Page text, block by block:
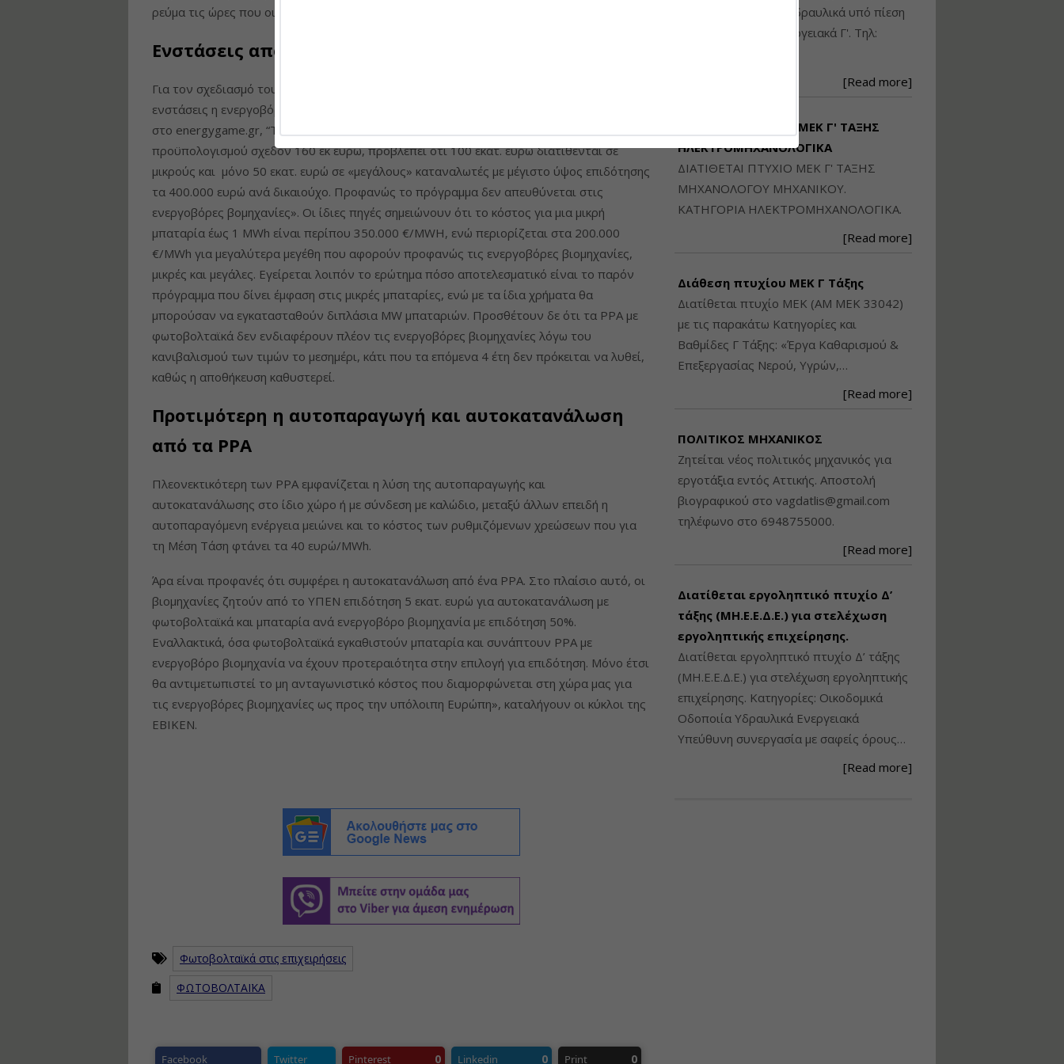
ρεύμα τις ώρες που οι τιμές διαμορφώνονται σε υψηλότερα επίπεδα.
Ενστάσεις από την ΕΒΙΚΕΝ
Για τον σχεδιασμό του προγράμματος όπως φαίνεται να διαμορφώνεται εκφράζει
ενστάσεις η ενεργοβόρος βιομηχανία. Όπως επισημαίνουν κύκλοι της ΕΒΙΚΕΝ μιλώντας
στο energygame.gr, “Tο σχέδιο επιδότησης ΦΒ με μπαταρία σε σχήμα αυτοκατανάλωσης
προϋπολογισμού σχεδόν 160 εκ ευρώ, προβλέπει ότι 100 εκατ. ευρώ διατίθενται σε
μικρούς και μόνο 50 εκατ. ευρώ σε «μεγάλους» καταναλωτές με μέγιστο ύψος επιδότησης
τα 400.000 ευρώ ανά δικαιούχο. Προφανώς το πρόγραμμα δεν απευθύνεται στις
ενεργοβόρες βομηχανίες». Οι ίδιες πηγές σημειώνουν ότι το κόστος για μια μικρή
μπαταρία έως 1 MWh είναι περίπου 350.000 €/MWH, ενώ περιορίζεται στα 200.000
€/MWh για μεγαλύτερα μεγέθη που αφορούν προφανώς τις ενεργοβόρες βιομηχανίες,
μικρές και μεγάλες. Εγείρεται λοιπόν το ερώτημα πόσο αποτελεσματικό είναι το παρόν
πρόγραμμα που δίνει έμφαση στις μικρές μπαταρίες, ενώ με τα ίδια χρήματα θα
μπορούσαν να εγκατασταθούν διπλάσια ΜW μπαταριών. Προσθέτουν δε ότι τα ΡΡΑ με
φωτοβολταϊκά δεν ενδιαφέρουν πλέον τις ενεργοβόρες βιομηχανίες λόγω του
κανιβαλισμού των τιμών το μεσημέρι, κάτι που τα επόμενα 4 έτη δεν πρόκειται να λυθεί,
καθώς η αποθήκευση καθυστερεί.
Προτιμότερη η αυτοπαραγωγή και αυτοκατανάλωση
από τα PPA
Πλεονεκτικότερη των ΡΡΑ εμφανίζεται η λύση της αυτοπαραγωγής και
αυτοκατανάλωσης στο ίδιο χώρο ή με σύνδεση με καλώδιο, μεταξύ άλλων επειδή η
αυτοπαραγόμενη ενέργεια μειώνει και το κόστος των ρυθμιζόμενων χρεώσεων που για
τη Μέση Τάση φτάνει τα 40 ευρώ/MWh.
Άρα είναι προφανές ότι συμφέρει η αυτοκατανάλωση από ένα ΡΡΑ. Στο πλαίσιο αυτό, οι
βιομηχανίες ζητούν από το ΥΠΕΝ επιδότηση 5 εκατ. ευρώ για αυτοκατανάλωση με
φωτοβολταϊκά και μπαταρία ανά ενεργοβόρο βιομηχανία με επιδότηση 50%.
Εναλλακτικά, όσα φωτοβολταϊκά εγκαθιστούν μπαταρία και συνάπτουν ΡΡΑ με
ενεργοβόρο βιομηχανία να έχουν προτεραιότητα στην επιλογή για επιδότηση. Μόνο έτσι
θα αντιμετωπιστεί το μη ανταγωνιστικό κόστος που διαμορφώνεται στη χώρα μας για
τις ενεργοβόρες βιομηχανίες ως προς την υπόλοιπη Ευρώπη», καταλήγουν οι κύκλοι της
ΕΒΙΚΕΝ.
Φωτοβολταϊκά στις επιχειρήσεις
ΦΩΤΟΒΟΛΤΑΪΚΑ
Facebook Twitter Pinterest 0 Linkedin 0 Print 0
Μηχανικού: Η/Μ Γ', Υδραυλικά υπό πίεση
Β', Βιομηχανικά - Ενεργειακά Γ'. Τηλ:
[Read more]
ΔΙΑΤΙΘΕΤΑΙ ΠΤΥΧΙΟ ΜΕΚ Γ' ΤΑΞΗΣ
ΗΛΕΚΤΡΟΜΗΧΑΝΟΛΟΓΙΚΑ
ΔΙΑΤΙΘΕΤΑΙ ΠΤΥΧΙΟ ΜΕΚ Γ' ΤΑΞΗΣ
ΜΗΧΑΝΟΛΟΓΟΥ ΜΗΧΑΝΙΚΟΥ.
ΚΑΤΗΓΟΡΙΑ ΗΛΕΚΤΡΟΜΗΧΑΝΟΛΟΓΙΚΑ.
[Read more]
Διάθεση πτυχίου ΜΕΚ Γ Τάξης
Διατίθεται πτυχίο ΜΕΚ (ΑΜ ΜΕΚ 33042)
με τις παρακάτω Κατηγορίες και
Βαθμίδες Γ Τάξης: «Έργα Καθαρισμού &
Επεξεργασίας Νερού, Υγρών,…
[Read more]
ΠΟΛΙΤΙΚΟΣ ΜΗΧΑΝΙΚΟΣ
Ζητείται νέος πολιτικός μηχανικός για
εργοτάξια εντός Αττικής. Αποστολή
βιογραφικού στο vagdatlis@gmail.com
τηλέφωνο στο 6948755000.
[Read more]
Διατίθεται εργοληπτικό πτυχίο Δ’
τάξης (ΜΗ.Ε.Ε.Δ.Ε.) για στελέχωση
εργοληπτικής επιχείρησης.
Διατίθεται εργοληπτικό πτυχίο Δ’ τάξης
(ΜΗ.Ε.Ε.Δ.Ε.) για στελέχωση εργοληπτικής
επιχείρησης. Κατηγορίες: Οικοδομικά
Οδοποιία Υδραυλικά Ενεργειακά
Υπεύθυνη συνεργασία με σαφείς όρους…
[Read more]
Ταυτότητα Κτιρίου/
και Πράξη (2024)
Πολεοδομικού
Σχεδιασμού Εντός
Ορίων Πόλεων και
Οικισμών και Εκτός
Εισηγήτρια:
Τιμή από: €145.00
Διάρκεια: 8 ώρες
τεχνολογίας
φωτισμού LED και
Εισηγητής:Στέφανος Τουλόγλου
Τιμή από: €190.00
Διάρκεια: 12 ώρες
Εκπόνηση Τοπικών και
Εισηγητής:
Τιμή από: €130.00
Διάρκεια: 6 ώρες
Επίβλεψη Δημοσίων
Έργων με τον
Ν.4782/2021